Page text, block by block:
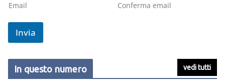
Email Conferma email
Invia
In questo numero vedi tutti